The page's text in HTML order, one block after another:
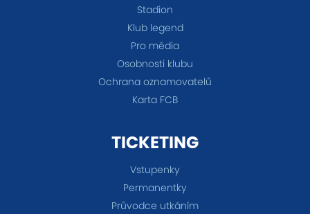
Stadion
Klub legend
Pro média
Osobnosti klubu
Ochrana oznamovatelů
Karta FCB
TICKETING
Vstupenky
Permanentky
Průvodce utkáním